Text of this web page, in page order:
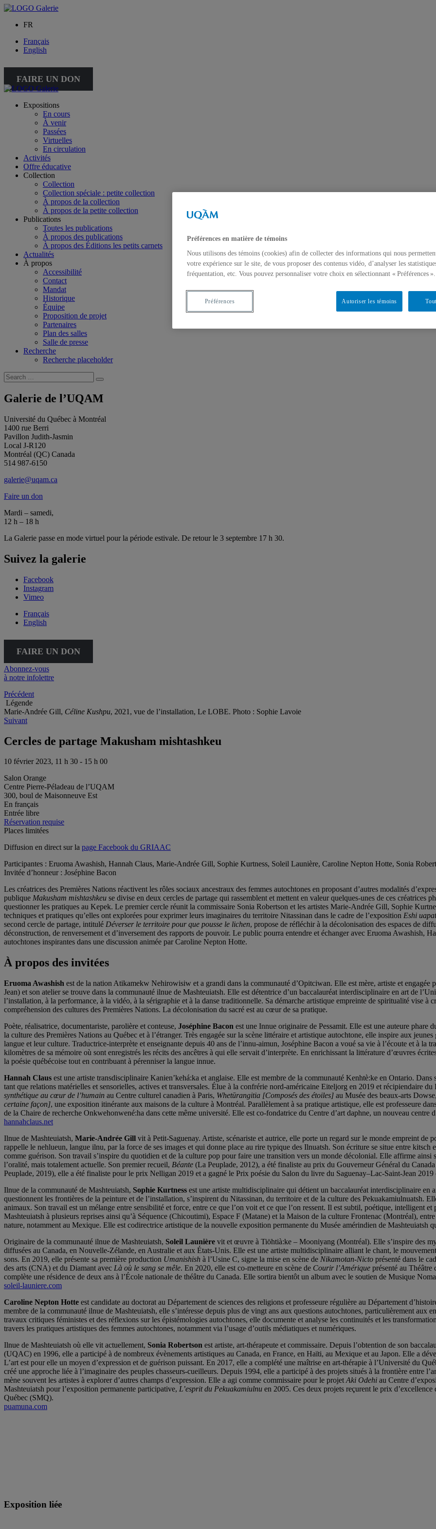
FR
Français
English
FAIRE UN DON
Expositions
En cours
À venir
Passées
Virtuelles
En circulation
Activités
Offre éducative
Collection
Collection
Collection spéciale : petite collection
À propos de la collection
À propos de la petite collection
Publications
Toutes les publications
À propos des publications
À propos des Éditions les petits carnets
Actualités
À propos
Accessibilité
Contact
Mandat
Historique
Équipe
Proposition de projet
Partenaires
Plan des salles
Salle de presse
Recherche
Recherche placeholder
Search
for:
Search
Galerie de l’UQAM
Université du Québec à Montréal
1400 rue Berri
Pavillon Judith-Jasmin
Local J-R120
Montréal (QC) Canada
514 987-6150
galerie@uqam.ca
Faire un don
Mardi – samedi,
12 h – 18 h
La Galerie passe en mode virtuel pour la période estivale. De retour le 3 septembre 17 h 30.
Suivez la galerie
Facebook
Instagram
Vimeo
Français
English
FAIRE UN DON
Abonnez-vous
à notre infolettre
Précédent
Légende
Marie-Andrée Gill, Céline Kushpu, 2021, vue de l’installation, Le LOBE. Photo : Sophie Lavoie
Suivant
Cercles de partage Makusham mishtashkeu
10 février 2023, 11 h 30 - 15 h 00
Salon Orange
Centre Pierre-Péladeau de l’UQAM
300, boul de Maisonneuve Est
En français
Entrée libre
Réservation requise
Places limitées
Diffusion en direct sur la page Facebook du GRIAAC
Participantes : Eruoma Awashish, Hannah Claus, Marie-Andrée Gill, Sophie Kurtness, Soleil Launière, Caroline Nepton Hotte, Sonia
Invitée d’honneur : Joséphine Bacon
Les créatrices des Premières Nations réactivent les rôles sociaux ancestraux des femmes autochtones en proposant d’autres modalités
publique Makusham mishtashkeu se divise en deux cercles de partage qui rassemblent et mettent en valeur quelques-unes de ces créatrices
questionner les pratiques au Kepek. Le premier cercle réunit la commissaire Sonia Robertson et les artistes Marie-Andrée Gill, Sophie
techniques et pratiques qu’elles ont explorées pour exprimer leurs imaginaires du territoire Nitassinan dans le cadre de l’exposition Eshi
second cercle de partage, intitulé Déverser le territoire pour que pousse le lichen, propose de réfléchir à la décolonisation des espaces de
déconstruction, de renversement et d’inversement des rapports de pouvoir. Le public pourra entendre et échanger avec Eruoma Awashish,
autochtones inspirantes dans une discussion animée par Caroline Nepton Hotte.
À propos des invitées
Eruoma Awashish est de la nation Atikamekw Nehirowisiw et a grandi dans la communauté d’Opitciwan. Elle est mère, artiste et
Jean) et son atelier se trouve dans la communauté ilnue de Mashteuiatsh. Elle est détentrice d’un baccalauréat interdisciplinaire en art de
l’installation, à la performance, à la vidéo, à la sérigraphie et à la danse traditionnelle. Sa démarche artistique empreinte de spiritualité vise à
compréhension des cultures des Premières Nations. La décolonisation du sacré est au cœur de sa pratique.
Poète, réalisatrice, documentariste, parolière et conteuse, Joséphine Bacon est une Innue originaire de Pessamit. Elle est une auteure phare
la culture des Premières Nations au Québec et à l’étranger. Très engagée sur la scène littéraire et artistique autochtone, elle inspire aux
langue et leur culture. Traductrice-interprète et enseignante depuis 40 ans de l’innu-aimun, Joséphine Bacon a voué sa vie à l’écoute et à la
kilomètres de sa mémoire où sont enregistrés les récits des ancêtres à qui elle servait d’interprète. En enrichissant la littérature d’œuvres
la poésie québécoise tout en contribuant à pérenniser la langue innue.
Hannah Claus est une artiste transdisciplinaire Kanien’kehá:ka et anglaise. Elle est membre de la communauté Kenhtè:ke en Ontario.
tant que relations matérielles et sensorielles, actives et transversales. Élue à la confrérie nord-américaine Eiteljorg en 2019 et récipiendaire
synthétique au cœur de l’humain au Centre culturel canadien à Paris, Whetūrangitia [Composés des étoiles] au Musée des beaux-arts
certaine façon], une exposition itinérante aux maisons de la culture à Montréal. Parallèlement à sa pratique artistique, elle est professeure
de la Chaire de recherche Onkwehonwené:ha dans cette même université. Elle est co-fondatrice du Centre d’art daphne, un nouveau centre
hannahclaus.net
Ilnue de Mashteuiatsh, Marie-Andrée Gill vit à Petit-Saguenay. Artiste, scénariste et autrice, elle porte un regard sur le monde empreint de
rappelle le nehlueun, langue ilnu, par la force de ses images et qui donne place au rire typique des Ilnuatsh. Son écriture se situe entre
comme guérison. Son travail s’inspire du quotidien et de la culture pop pour faire une transition vers un monde décolonial. Elle affirme ainsi
l’oralité, mais totalement actuelle. Son premier recueil, Béante (La Peuplade, 2012), a été finaliste au prix du Gouverneur Général du
Peuplade, 2019), elle a été finaliste pour le prix Nelligan 2019 et a gagné le Prix poésie du Salon du livre du Saguenay–Lac-Saint-Jean
Ilnue de la communauté de Mashteuiatsh, Sophie Kurtness est une artiste multidisciplinaire qui détient un baccalauréat interdisciplinaire
questionnent les frontières de la peinture et de l’installation, s’inspirent du Nitassinan, du territoire et de la culture des Pekuakamiulnuatsh.
animaux. Son travail est un mélange entre sensibilité et force, entre ce que l’on voit et ce que l’on ressent. Il est subtil, poétique, intelligent
Mashteuiatsh à plusieurs reprises ainsi qu’à Séquence (Chicoutimi), Espace F (Matane) et la Maison de la culture Frontenac (Montréal),
nature, notamment au Mexique. Elle est codirectrice artistique de la nouvelle exposition permanente du Musée amérindien de Mashteuiatsh
Originaire de la communauté ilnue de Mashteuiatsh, Soleil Launière vit et œuvre à Tiöhtià:ke – Mooniyang (Montréal). Elle s’inspire des
diffusées au Canada, en Nouvelle-Zélande, en Australie et aux États-Unis. Elle est une artiste multidisciplinaire alliant le chant, le
sons. En 2019, elle présente sa première production Umanishish à l’Usine C, signe la mise en scène de Nikamotan-Nicto présenté dans le
des arts (CNA) et du Diamant avec Là où le sang se mêle. En 2020, elle est co-metteure en scène de Courir l’Amérique présenté au Théâtre
complète une résidence de deux ans à l’École nationale de théâtre du Canada. Elle sortira bientôt un album avec le soutien de Musique
soleil-launiere.com
Caroline Nepton Hotte est candidate au doctorat au Département de sciences des religions et professeure régulière au Département
membre de la communauté ilnue de Mashteuiatsh, elle s’intéresse depuis plus de vingt ans aux questions autochtones, particulièrement aux
travaux critiques féministes et des réflexions sur les épistémologies autochtones, elle documente et analyse les continuités et les
travers les pratiques artistiques des femmes autochtones, notamment via l’usage d’outils médiatiques et numériques.
Ilnue de Mashteuiatsh où elle vit actuellement, Sonia Robertson est artiste, art-thérapeute et commissaire. Depuis l’obtention de son
(UQAC) en 1996, elle a participé à de nombreux évènements artistiques au Canada, en France, en Haïti, au Mexique et au Japon. Elle a
L’art est pour elle un moyen d’expression et de guérison puissant. En 2017, elle a complété une maîtrise en art-thérapie à l’Université du
créé une approche liée à l’imaginaire des peuples chasseurs-cueilleurs. Depuis 1994, elle a participé à des projets situés à la frontière entre
mène souvent les artistes à explorer d’autres champs d’expression. Elle a agi comme commissaire pour le projet Aki Odehi au Centre
Mashteuiatsh pour l’exposition permanente participative, L’esprit du Pekuakamiulnu en 2005. Ces deux projets reçurent le prix d’excellence
Québec (SMQ).
puamuna.com
Exposition liée
Préférences en matière de témoins
Nous utilisons des témoins (cookies) afin de collecter des informations qui nous
votre expérience sur le site, de vous proposer des contenus vidéo, d’analyser les
fréquentation, etc. Vous pouvez personnaliser votre choix en sélectionnant « Préférences ».
Autoriser les témoins
Préférences